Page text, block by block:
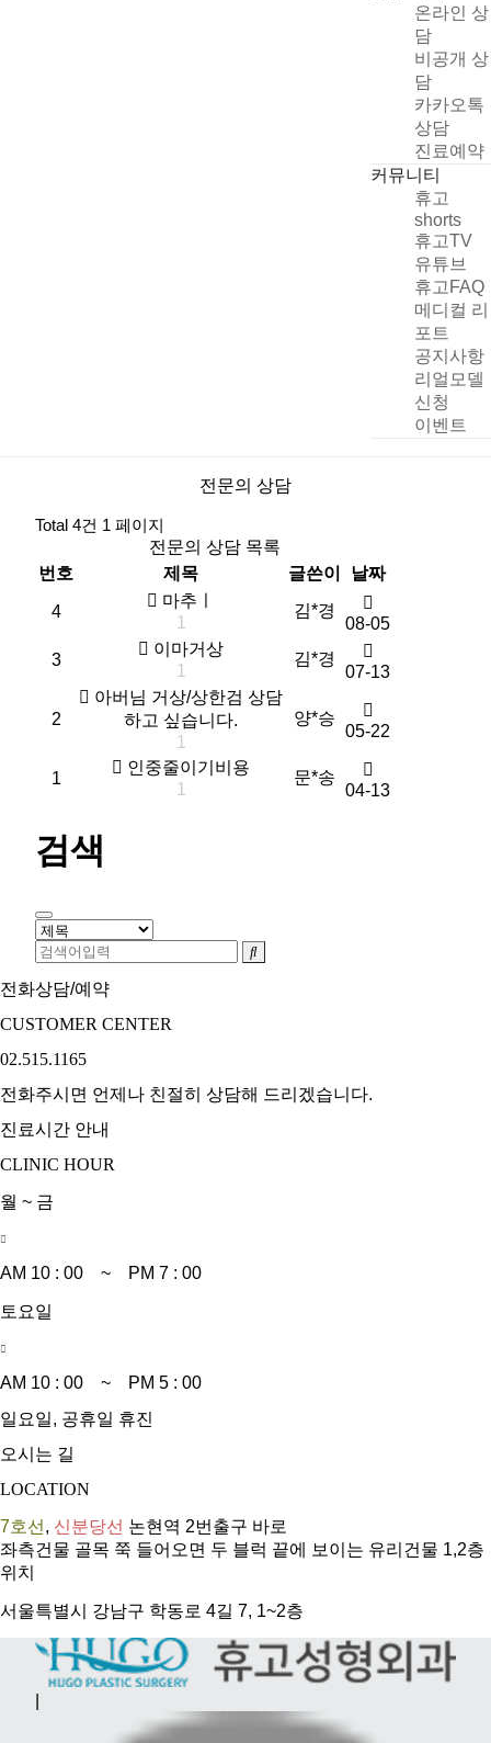
온라인 상
담
비공개 상
담
카카오톡
상담
진료예약
커뮤니티
휴고
shorts
휴고TV
유튜브
휴고FAQ
메디컬 리
포트
공지사항
리얼모델
신청
이벤트
전문의 상담
Total 4건 1 페이지
전문의 상담 목록
번호
제목 글쓴이 날짜
4
마추ㅣ
1
김*경
08-05
3
이마거상
1
김*경
07-13
2
아버님 거상/상한검 상담
하고 싶습니다.
1
양*승
05-22
1
인중줄이기비용
1
문*송
04-13
검색
전화상담/예약
CUSTOMER CENTER
02.515.1165
전화주시면 언제나 친절히 상담해 드리겠습니다.
진료시간 안내
CLINIC HOUR
월 ~ 금
AM 10 : 00 ~ PM 7 : 00
토요일
AM 10 : 00 ~ PM 5 : 00
일요일, 공휴일 휴진
오시는 길
LOCATION
7호선 , 신분당선 논현역 2번출구 바로
좌측건물 골목 쭉 들어오면 두 블럭 끝에 보이는 유리건물 1,2층
위치
서울특별시 강남구 학동로 4길 7, 1~2층